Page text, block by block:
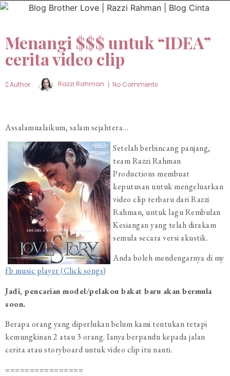
Menangi $$$ untuk “IDEA”
cerita video clip
Author : Razzi Rahman No Comments
Assalamualaikum, salam sejahtera…
Setelah berbincang panjang,
team Razzi Rahman
Productions membuat
keputusan untuk mengeluarkan
video clip terbaru dari Razzi
Rahman, untuk lagu Rembulan
Kesiangan yang telah dirakam
semula secara versi akustik.
Anda boleh mendengarnya di my
fb music player (Click songs)
Jadi, pencarian model/pelakon bakat baru akan bermula
soon.
Berapa orang yang diperlukan belum kami tentukan tetapi
kemungkinan 2 atau 3 orang. Ianya berpandu kepada jalan
cerita atau storyboard untuk video clip itu nanti.
================